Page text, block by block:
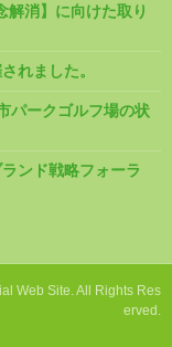
解消】に向けた取り
れました。
パークゴルフ場の状
ンド戦略フォーラ
Web Site. All Rights Res
erved.